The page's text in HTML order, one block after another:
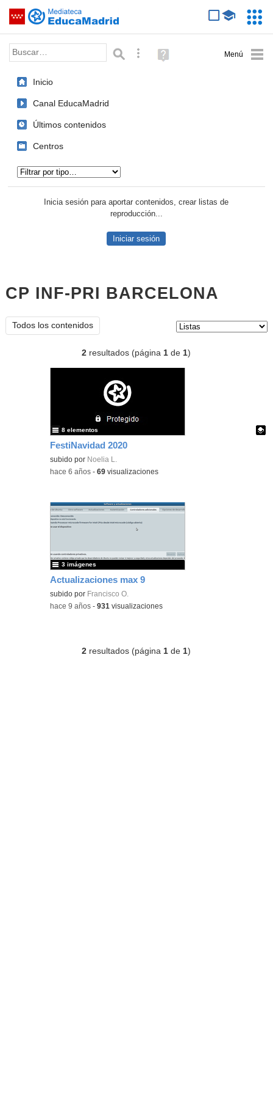
Saltar navegación
Palabra o frase: Búsqueda avanzada
Ayuda
(en
Inicio
Canal EducaMadrid
Últimos contenidos
Centros
Inicia sesión para aportar contenidos, crear listas de
reproducción...
Iniciar sesión
CP INF-PRI BARCELONA
Todos los contenidos
2 resultados (página1 de1)
FestiNavidad 2020
Contenido educativo.
subido por Noelia L.
8 elementos
-hace 6 años -69 visualizaciones
Actualizaciones max 9
subido por Francisco O.
3 imágenes
-hace 9 años -931 visualizaciones
2 resultados (página 1 de 1)